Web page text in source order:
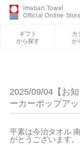
Imabari Towel
Official Online Store
ギフト
から探す
カ
か
カテゴリから探す
刺繍について
2025/09/04【お
ーカーポップア
平素は今治タオル
がとうございます。